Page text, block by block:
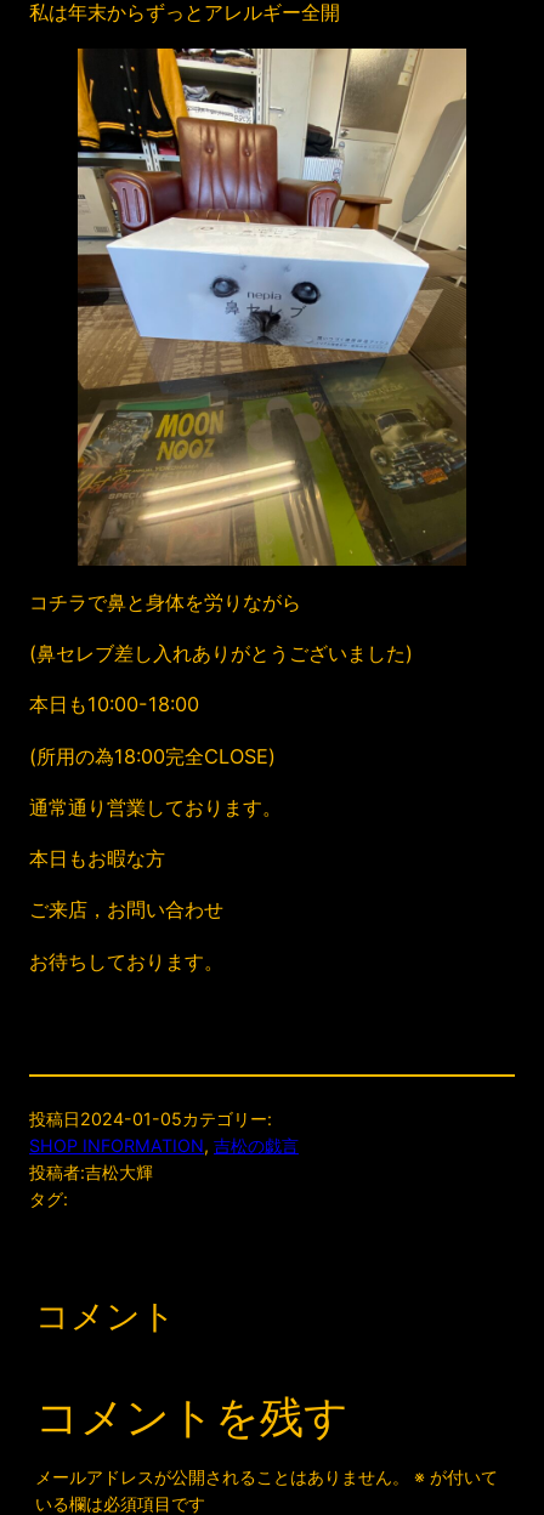
私は年末からずっとアレルギー全開
コチラで鼻と身体を労りながら
(鼻セレブ差し入れありがとうございました)
本日も10:00-18:00
(所用の為18:00完全CLOSE)
通常通り営業しております。
本日もお暇な方
ご来店，お問い合わせ
お待ちしております。
投稿日2024-01-05カテゴリー:
SHOP INFORMATION, 吉松の戯言
投稿者:吉松大輝
タグ:
コメント
コメントを残す
メールアドレスが公開されることはありません。 ※が付いて
いる欄は必須項目です